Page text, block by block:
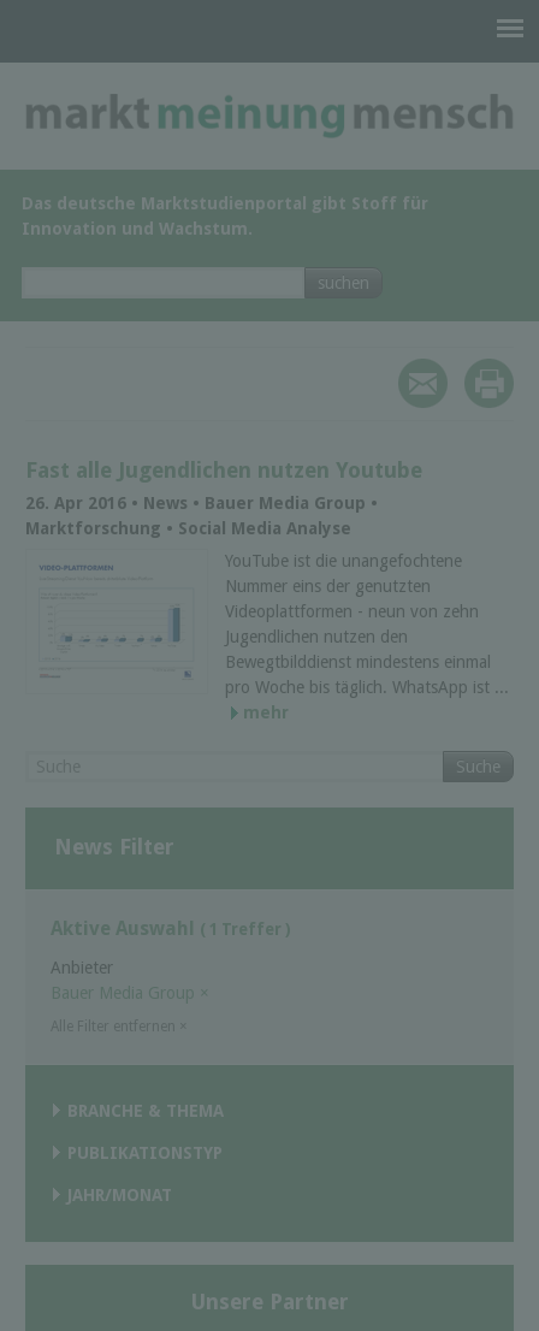
Das deutsche Marktstudienportal gibt Stoff für
Innovation und Wachstum.
Fast alle Jugendlichen nutzen Youtube
26. Apr 2016 • News • Bauer Media Group •
Marktforschung • Social Media Analyse
YouTube ist die unangefochtene
Nummer eins der genutzten
Videoplattformen - neun von zehn
Jugendlichen nutzen den
Bewegtbilddienst mindestens einmal
pro Woche bis täglich. WhatsApp ist ...
mehr
Suche
News Filter
Aktive Auswahl ( 1 Treffer )
Anbieter
Bauer Media Group ×
BRANCHE & THEMA
PUBLIKATIONSTYP
JAHR/MONAT
Unsere Partner